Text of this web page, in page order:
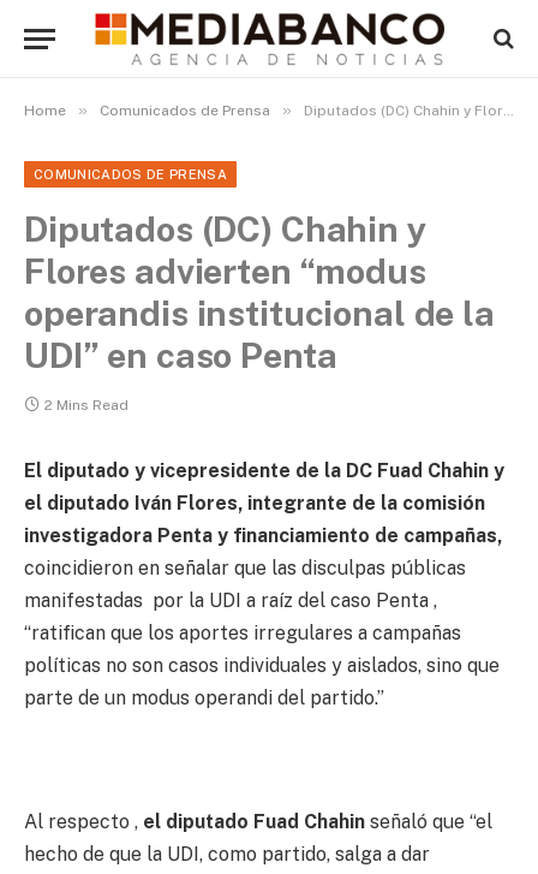
Home » Comunicados de Prensa » Diputados (DC) Chahin y Flores advierten “modus operandis institucional de la UDI” en caso Penta
COMUNICADOS DE PRENSA
Diputados (DC) Chahin y
Flores advierten “modus
operandis institucional de la
UDI” en caso Penta
2 Mins Read
El diputado y vicepresidente de la DC Fuad Chahin y
el diputado Iván Flores, integrante de la comisión
investigadora Penta y financiamiento de campañas,
coincidieron en señalar que las disculpas públicas
manifestadas por la UDI a raíz del caso Penta ,
“ratifican que los aportes irregulares a campañas
políticas no son casos individuales y aislados, sino que
parte de un modus operandi del partido.”
Al respecto , el diputado Fuad Chahin señaló que “el
hecho de que la UDI, como partido, salga a dar